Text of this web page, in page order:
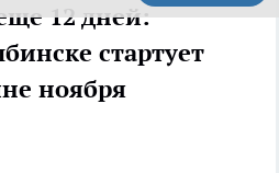
12 дней:
стартует
ноября